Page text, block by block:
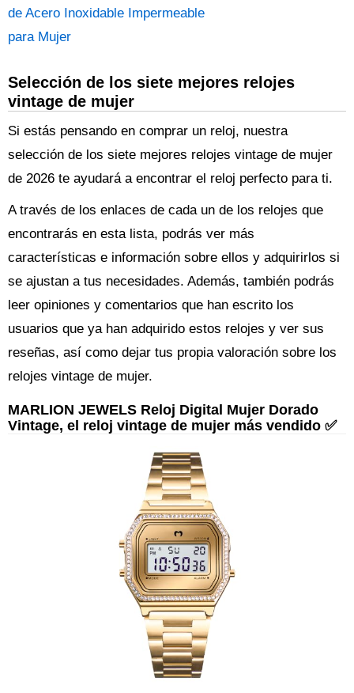
de Acero Inoxidable Impermeable
para Mujer
Selección de los siete mejores relojes
vintage de mujer
Si estás pensando en comprar un reloj, nuestra
selección de los siete mejores relojes vintage de mujer
de 2026 te ayudará a encontrar el reloj perfecto para ti.
A través de los enlaces de cada un de los relojes que
encontrarás en esta lista, podrás ver más
características e información sobre ellos y adquirirlos si
se ajustan a tus necesidades. Además, también podrás
leer opiniones y comentarios que han escrito los
usuarios que ya han adquirido estos relojes y ver sus
reseñas, así como dejar tus propia valoración sobre los
relojes vintage de mujer.
MARLION JEWELS Reloj Digital Mujer Dorado
Vintage, el reloj vintage de mujer más vendido ✅